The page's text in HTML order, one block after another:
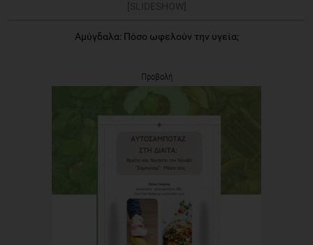
[SLIDESHOW]
Αμύγδαλα: Πόσο ωφελούν την υγεία;
Προβολή